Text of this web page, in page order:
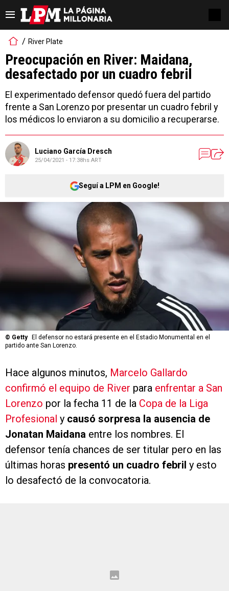
River Plate
Preocupación en River: Maidana,
desafectado por un cuadro febril
El experimentado defensor quedó fuera del partido
frente a San Lorenzo por presentar un cuadro febril y
los médicos lo enviaron a su domicilio a recuperarse.
Luciano García Dresch
25/04/2021 - 17:38hs ART
Seguí a LPM en Google!
© Getty
El defensor no estará presente en el Estadio Monumental en el
partido ante San Lorenzo.
Hace algunos minutos, Marcelo Gallardo
confirmó el equipo de River para enfrentar a San
Lorenzo por la fecha 11 de la Copa de la Liga
Profesional y causó sorpresa la ausencia de
Jonatan Maidana entre los nombres. El
defensor tenía chances de ser titular pero en las
últimas horas presentó un cuadro febril y esto
lo desafectó de la convocatoria.